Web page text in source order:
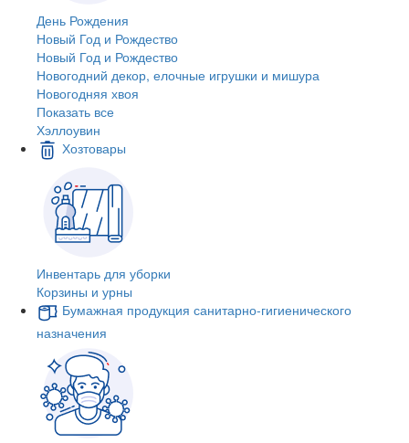
День Рождения
Новый Год и Рождество
Новый Год и Рождество
Новогодний декор, елочные игрушки и мишура
Новогодняя хвоя
Показать все
Хэллоувин
Хозтовары
Инвентарь для уборки
Корзины и урны
Бумажная продукция санитарно-гигиенического
назначения